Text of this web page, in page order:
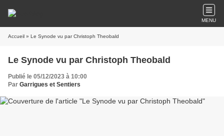
MENU
Accueil » Le Synode vu par Christoph Theobald
Le Synode vu par Christoph Theobald
Publié le 05/12/2023 à 10:00
Par Garrigues et Sentiers